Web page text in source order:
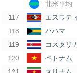
北米平均
エスワテ
バハマ
コスタリ
ベトナム